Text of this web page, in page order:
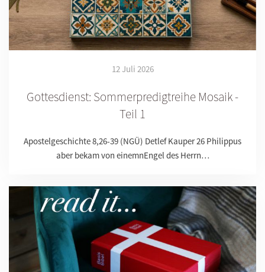
12 Juli 2026
Gottesdienst: Sommerpredigtreihe Mosaik -
Teil 1
Apostelgeschichte 8,26-39 (NGÜ) Detlef Kauper 26 Philippus
aber bekam von einemnEngel des Herrn…